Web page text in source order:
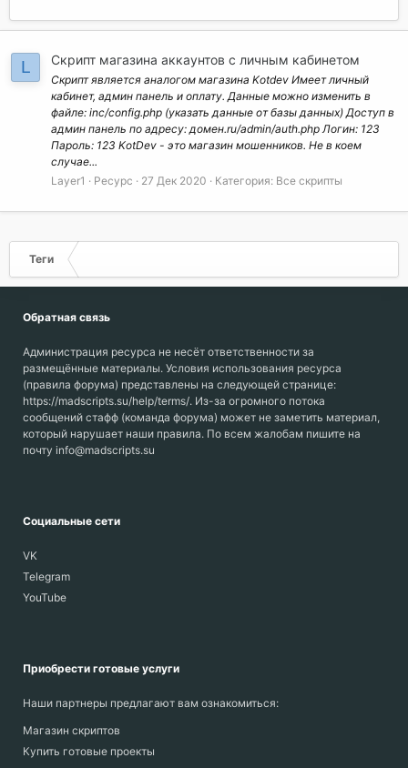
L Скрипт магазина аккаунтов с личным кабинетом
Скрипт является аналогом магазина Kotdev Имеет личный
кабинет, админ панель и оплату. Данные можно изменить в
файле: inc/config.php (указать данные от базы данных) Доступ в
админ панель по адресу: домен.ru/admin/auth.php Логин: 123
Пароль: 123 KotDev - это магазин мошенников. Не в коем
случае...
Layer1
Ресурс 27 Дек 2020 Категория: Все скрипты
Теги
Обратная связь
Администрация ресурса не несёт ответственности за
размещённые материалы. Условия использования ресурса
(правила форума) представлены на следующей странице:
https://madscripts.su/help/terms/. Из-за огромного потока
сообщений стафф (команда форума) может не заметить материал,
который нарушает наши правила. По всем жалобам пишите на
почту info@madscripts.su
Социальные сети
VK
Telegram
YouTube
Приобрести готовые услуги
Наши партнеры предлагают вам ознакомиться:
Магазин скриптов
Купить готовые проекты